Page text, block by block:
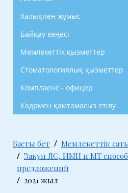
Халықпен жұмыс
Байқау кеңесі
Мемлекеттік қызметтер
Стоматологиялық қызметтер
Комплаенс - офицер
Кадрмен қамтамасыз етілу
Басты бет
Мемлекеттік
Закуп ЛС, ИМН и МТ
предложений
2021 жыл